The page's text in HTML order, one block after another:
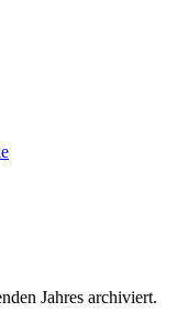
Jahres archiviert.